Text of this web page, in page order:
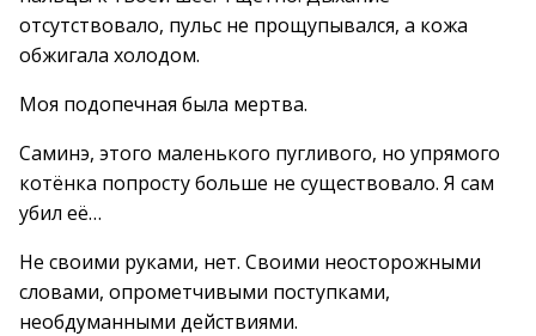
отсутствовало, пульс не прощупывался, а кожа
обжигала холодом.
Моя подопечная была мертва.
Саминэ, этого маленького пугливого, но упрямого
котёнка попросту больше не существовало. Я сам
убил её…
Не своими руками, нет. Своими неосторожными
словами, опрометчивыми поступками,
необдуманными действиями.